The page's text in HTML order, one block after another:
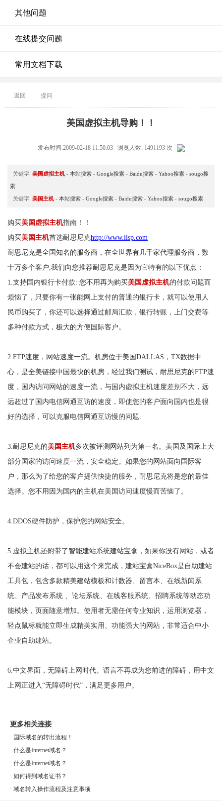
其他问题
在线提交问题
常用文档下载
返回 提问
美国虚拟主机导购！！
发布时间:2009-02-18 11:50:03 浏览人数: 1491193 次
关键字: 美国虚拟主机 - 本站搜索 - Google搜索 - Baidu搜索 - Yahoo搜索 - sougo搜
索
关键字: 美国主机 - 本站搜索 - Google搜索 - Baidu搜索 - Yahoo搜索 - sougo搜索
购买美国虚拟主机指南！！
购买美国主机首选耐思尼克http://www.iisp.com
耐思尼克是全国知名的服务商，在全世界有几千家代理服务商，数
十万多个客户,我们向您推荐耐思尼克是因为它特有的以下优点：
1.支持国内银行卡付款: 您不用再为购买美国虚拟主机的付款问题而
烦恼了，只要你有一张能网上支付的普通的银行卡，就可以使用人
民币购买了，你还可以选择通过邮局汇款，银行转账，上门交费等
多种付款方式，极大的方便国际客户。
2.FTP速度，网站速度一流。机房位于美国DALLAS，TX数据中
心，是全美链接中国最快的机房，经过我们测试，耐思尼克的FTP速
度，国内访问网站的速度一流，与国内虚拟主机速度差别不大，远
远超过了国内电信网通互访的速度，即使您的客户面向国内也是很
好的选择，可以克服电信网通互访慢的问题.
3.耐思尼克的美国主机多次被评测网站列为第一名。美国及国际上大
部分国家的访问速度一流，安全稳定。如果您的网站面向国际客
户，那么为了给您的客户提供快捷的服务，耐思尼克将是您的最佳
选择。您不用因为国内的主机在美国访问速度慢而苦恼了。
4.DDOS硬件防护，保护您的网站安全。
5.虚拟主机还附带了智能建站系统建站宝盒，如果你没有网站，或者
不会建站的话，都可以用这个来完成，建站宝盒NiceBox是自助建站
工具包，包含多款精美建站模板和计数器、留言本、在线新闻系
统、产品发布系统 、论坛系统、在线客服系统、招聘系统等动态功
能模块，页面随意增加。使用者无需任何专业知识，运用浏览器，
轻点鼠标就能立即生成精美实用、功能强大的网站，非常适合中小
企业自助建站。
6.中文界面，无障碍上网时代。语言不再成为您前进的障碍，用中文
上网正进入“无障碍时代”，满足更多用户。
更多相关连接
· 国际域名的转出流程！
· 什么是Internet域名？
· 什么是Internet域名？
· 如何得到域名证书？
· 域名转入操作流程及注意事项